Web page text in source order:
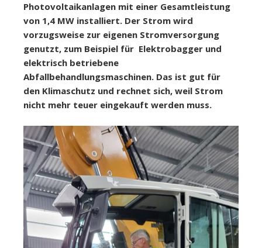
Photovoltaikanlagen mit einer Gesamtleistung
von 1,4 MW installiert. Der Strom wird
vorzugsweise zur eigenen Stromversorgung
genutzt, zum Beispiel für Elektrobagger und
elektrisch betriebene
Abfallbehandlungsmaschinen. Das ist gut für
den Klimaschutz und rechnet sich, weil Strom
nicht mehr teuer eingekauft werden muss.